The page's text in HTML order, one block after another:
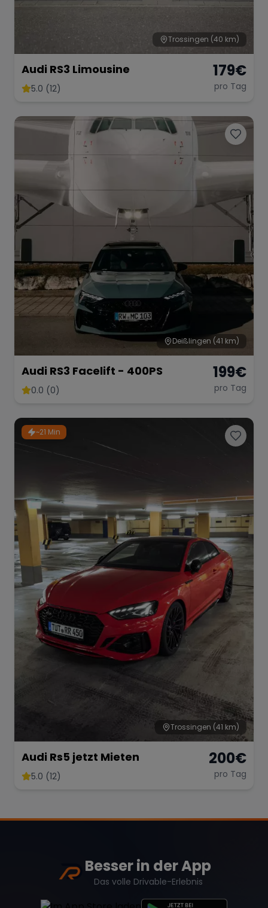
Trossingen (40 km)
Audi RS3 Limousine
5.0 (12)
179€
pro Tag
Deißlingen (41 km)
Audi RS3 Facelift - 400PS
0.0 (0)
199€
pro Tag
~21 Min
Trossingen (41 km)
Audi Rs5 jetzt Mieten
5.0 (12)
200€
pro Tag
Besser in der App
Das volle Drivable-Erlebnis